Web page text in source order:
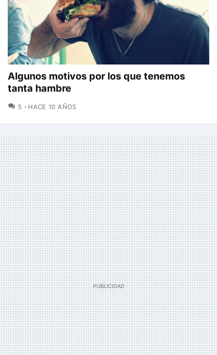
Algunos motivos por los que tenemos
tanta hambre
5 COMENTARIOS
HACE 10 AÑOS